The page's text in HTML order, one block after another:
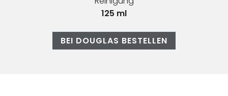
125 ml
BEI DOUGLAS BESTELLEN